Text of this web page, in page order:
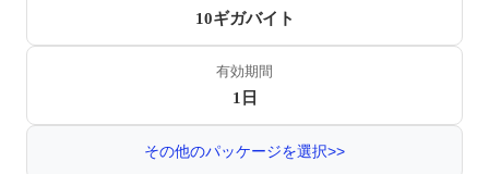
10ギガバイト
有効期間
1日
その他のパッケージを選択>>